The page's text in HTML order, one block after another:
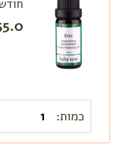
₪
כמות: